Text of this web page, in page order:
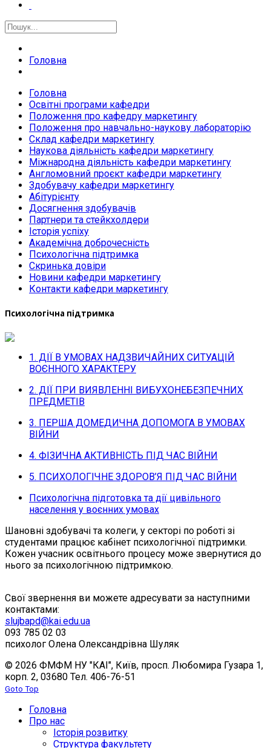
Головна
Головна
Освітні програми кафедри
Положення про кафедру маркетингу
Положення про навчально-наукову лабораторію
Склад кафедри маркетингу
Наукова діяльність кафедри маркетингу
Міжнародна діяльність кафедри маркетингу
Англомовний проєкт кафедри маркетингу
Здобувачу кафедри маркетингу
Абітурієнту
Досягнення здобувачів
Партнери та стейкхолдери
Історія успіху
Академічна доброчесність
Психологічна підтримка
Скринька довіри
Новини кафедри маркетингу
Контакти кафедри маркетингу
Психологічна підтримка
1. ДІЇ В УМОВАХ НАДЗВИЧАЙНИХ СИТУАЦІЙ
ВОЄННОГО ХАРАКТЕРУ
2. ДІЇ ПРИ ВИЯВЛЕННІ ВИБУХОНЕБЕЗПЕЧНИХ
ПРЕДМЕТІВ
3. ПЕРША ДОМЕДИЧНА ДОПОМОГА В УМОВАХ
ВІЙНИ
4. ФІЗИЧНА АКТИВНІСТЬ ПІД ЧАС ВІЙНИ
5. ПСИХОЛОГІЧНЕ ЗДОРОВ’Я ПІД ЧАС ВІЙНИ
Психологічна підготовка та дії цивільного
населення у воєнних умовах
Шановні здобувачі та колеги, у секторі по роботі зі
студентами працює кабінет психологічної підтримки.
Кожен учасник освітнього процесу може звернутися до
нього за психологічною підтримкою.
Свої звернення ви можете адресувати за наступними
контактами:
slujbapd@kai.edu.ua
093 785 02 03
психолог Олена Олександрівна Шуляк
© 2026 ФМФМ НУ "КАІ", Київ, просп. Любомира Гузара 1,
корп. 2, 03680 Тел. 406-76-51
Goto Top
Головна
Про нас
Історія розвитку
Структура факультету